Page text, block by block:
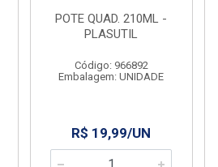
POTE QUAD. 210ML -
PLASUTIL
Código: 966892
Embalagem: UNIDADE
R$ 19,99/UN